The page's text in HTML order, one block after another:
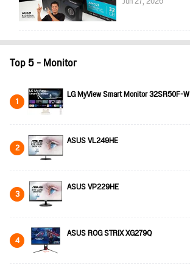
Top 5 - Monitor
1 LG MyView Smart Monitor 32SR50F-W
2 ASUS VL249HE
3 ASUS VP229HE
4 ASUS ROG STRIX XG279Q